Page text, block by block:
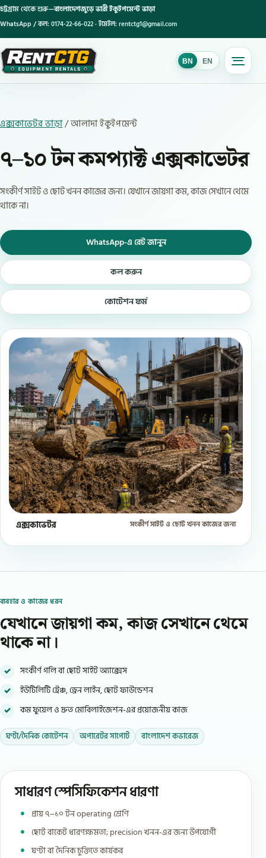
চট্টগ্রাম থেকে শুরু—বাংলাদেশজুড়ে ভারী ইকুইপমেন্ট ভাড়া
WhatsApp / কল:0174-22-66-022· ইমেইল:rentctg1@gmail.com
BN EN
BN
এক্সকাভেটর ভাড়া/ আলাদা ইকুইপমেন্ট
৭–১০ টন কমপ্যাক্ট এক্সকাভেটর
সংকীর্ণ সাইট ও ছোট খনন কাজের জন্য। যেখানে জায়গা কম, কাজ সেখানে থেমে
থাকে না।
WhatsApp-এ রেট জানুন
কল করুন
কোটেশন ফর্ম
এক্সকাভেটর সংকীর্ণ সাইট ও ছোট খনন কাজের জন্য
ব্যবহার ও কাজের ধরন
যেখানে জায়গা কম, কাজ সেখানে থেমে
থাকে না।
সংকীর্ণ গলি বা ছোট সাইট অ্যাক্সেস
ইউটিলিটি ট্রেঞ্চ, ড্রেন লাইন, ছোট ফাউন্ডেশন
কম ফুয়েল ও দ্রুত মোবিলাইজেশন-এর প্রয়োজনীয় কাজ
ঘণ্টা/দৈনিক কোটেশন অপারেটর সাপোর্ট বাংলাদেশ কভারেজ
সাধারণ স্পেসিফিকেশন ধারণা
প্রায় ৭–১০ টন operating শ্রেণি
ছোট বাকেট ধারণক্ষমতা; precision খনন-এর জন্য উপযোগী
ঘণ্টা বা দৈনিক চুক্তিতে কার্যকর